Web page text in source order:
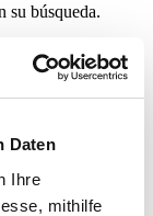
Daten
Ihre
mithilfe
su búsqueda.
un anuncio